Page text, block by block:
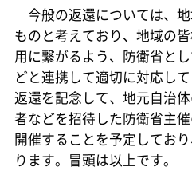
今般の返還については、
ものと考えており、地域の
用に繋がるよう、防衛省と
どと連携して適切に対応し
返還を記念して、地元自治
者などを招待した防衛省主
開催することを予定してお
ります。冒頭は以上です。